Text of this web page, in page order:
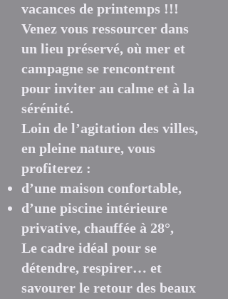
vacances de printemps !!!
Venez vous ressourcer dans
un lieu préservé, où mer et
campagne se rencontrent
pour inviter au calme et à la
sérénité.
Loin de l’agitation des villes,
en pleine nature, vous
profiterez :
d’une maison confortable,
d’une piscine intérieure
privative, chauffée à 28°,
Le cadre idéal pour se
détendre, respirer… et
savourer le retour des beaux